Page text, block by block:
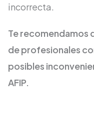
incorrecta.
Te recomendamos
de profesionales
posibles
AFIP.